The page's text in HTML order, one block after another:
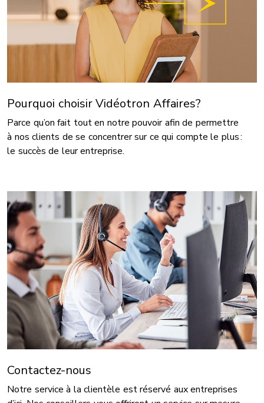
Pourquoi choisir Vidéotron Affaires?
Parce qu’on fait tout en notre pouvoir afin de permettre
à nos clients de se concentrer sur ce qui compte le plus :
le succès de leur entreprise.
Contactez-nous
Notre service à la clientèle est réservé aux entreprises